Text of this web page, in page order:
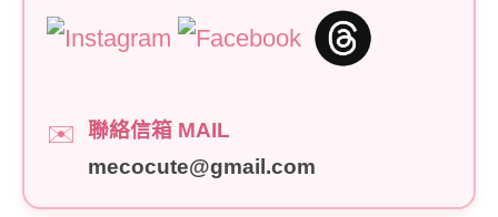
✉️
聯絡信箱 MAIL
mecocute@gmail.com